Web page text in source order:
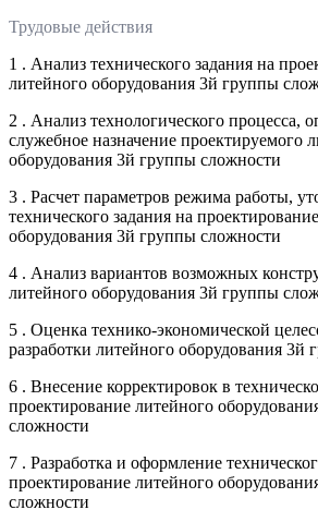
Трудовые действия
1 . Анализ технического задания на
литейного оборудования 3й группы
2 . Анализ технологического процесса,
служебное назначение проектируемого
оборудования 3й группы сложности
3 . Расчет параметров режима работы,
технического задания на
оборудования 3й группы сложности
4 . Анализ вариантов возможных
литейного оборудования 3й группы
5 . Оценка технико-экономической
разработки литейного оборудования 3й
6 . Внесение корректировок в
проектирование литейного
сложности
7 . Разработка и оформление
проектирование литейного
сложности